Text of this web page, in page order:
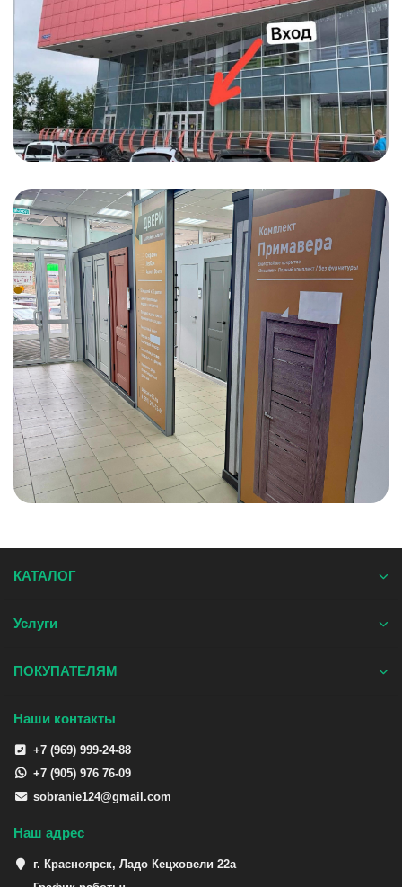
КАТАЛОГ
Услуги
ПОКУПАТЕЛЯМ
Наши контакты
+7 (969) 999-24-88
+7 (905) 976 76-09
sobranie124@gmail.com
Наш адрес
г. Красноярск, Ладо Кецховели 22а